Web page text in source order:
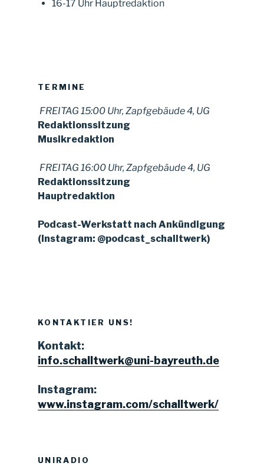
16-17 Uhr Hauptredaktion
TERMINE
FREITAG 15:00 Uhr, Zapfgebäude 4, UG
Redaktionssitzung
Musikredaktion
FREITAG 16:00 Uhr, Zapfgebäude 4, UG
Redaktionssitzung
Hauptredaktion
Podcast-Werkstatt nach Ankündigung
(Instagram: @podcast_schalltwerk)
KONTAKTIER UNS!
Kontakt:
info.schalltwerk@uni-bayreuth.de
Instagram:
www.instagram.com/schalltwerk/
UNIRADIO